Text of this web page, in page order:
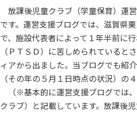
新
日
:
放課後児童クラブ（学童保育）運
です。運営支援ブログでは、滋賀県
で、施設代表者によって１年半前に
（ＰＴＳＤ）に苦しめられていると
ィアから出ました。当ブログでも紹
（その年の５月１日時点の状況）の
（※基本的に運営支援ブログでは、
クラブ）と記載しています。放課後